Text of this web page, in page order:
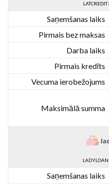
Saņemšanas laiks
Pirmais bez maksas
Darba laiks
Pirmais kredīts
Vecuma ierobežojums
Maksimālā summa
Saņemšanas laiks